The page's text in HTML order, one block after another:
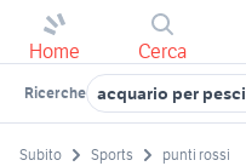
Home Cerca
Ricerche acquario per
Subito Sports punti rossi